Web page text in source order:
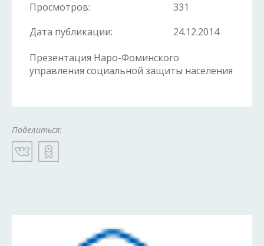
Просмотров:
331
Дата публикации:
24.12.2014
Презентация Наро-Фоминского
управления социальной защиты населения
Поделиться: